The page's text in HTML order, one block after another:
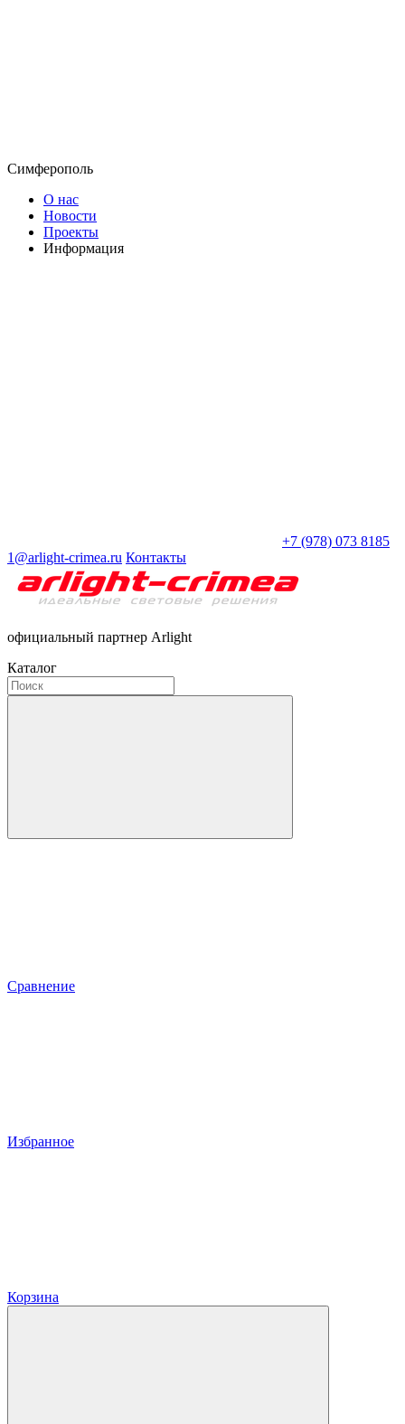
Симферополь
О нас
Новости
Проекты
Информация
+7 (978) 073 8185
1@arlight-crimea.ru Контакты
официальный партнер Arlight
Каталог
Сравнение
Избранное
Корзина